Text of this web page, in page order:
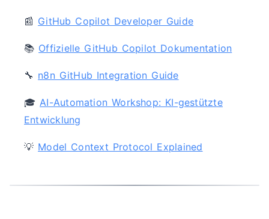
📰 GitHub Copilot Developer Guide
📚 Offizielle GitHub Copilot Dokumentation
🔧 n8n GitHub Integration Guide
🎓AI-Automation Workshop: KI-gestützte
Entwicklung
💡 Model Context Protocol Explained